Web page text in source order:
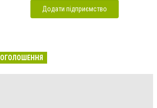
Додати підприємство
ОГОЛОШЕННЯ